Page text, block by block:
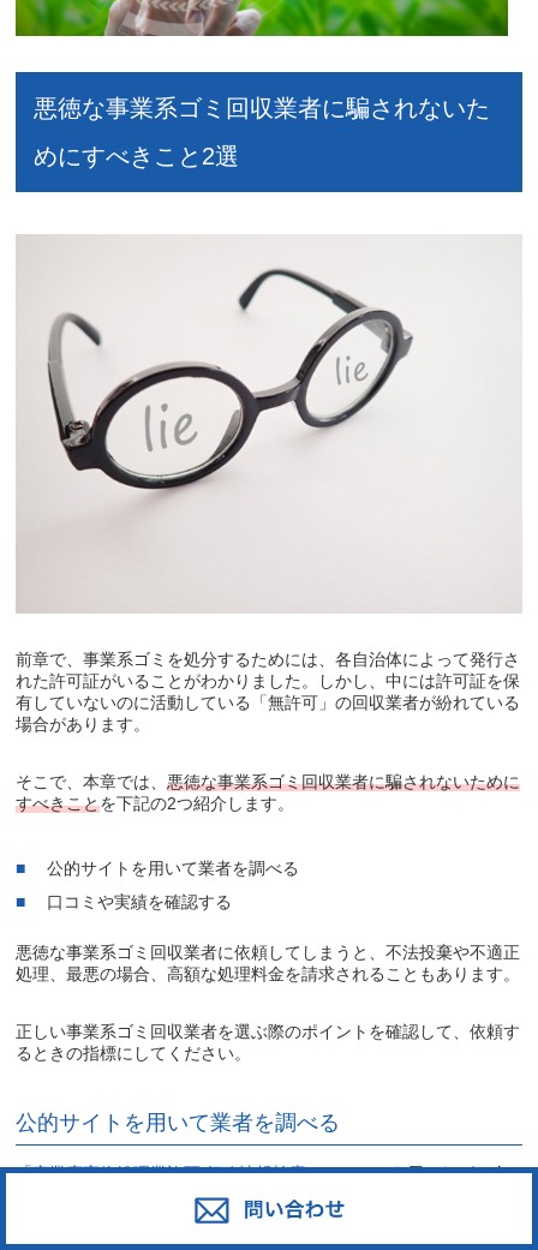
悪徳な事業系ゴミ回収業者に騙されないた
めにすべきこと2選
前章で、事業系ゴミを処分するためには、各自治体によって発行さ
れた許可証がいることがわかりました。しかし、中には許可証を保
有していないのに活動している「無許可」の回収業者が紛れている
場合があります。
そこで、本章では、悪徳な事業系ゴミ回収業者に騙されないために
すべきことを下記の2つ紹介します。
公的サイトを用いて業者を調べる
口コミや実績を確認する
悪徳な事業系ゴミ回収業者に依頼してしまうと、不法投棄や不適正
処理、最悪の場合、高額な処理料金を請求されることもあります。
正しい事業系ゴミ回収業者を選ぶ際のポイントを確認して、依頼す
るときの指標にしてください。
公的サイトを用いて業者を調べる
「産業廃棄物処理業許可 行政情報検索システム」を用いれば、全
国の産業廃棄物処理業者及び特別管理産業廃棄物処理業者を検索で